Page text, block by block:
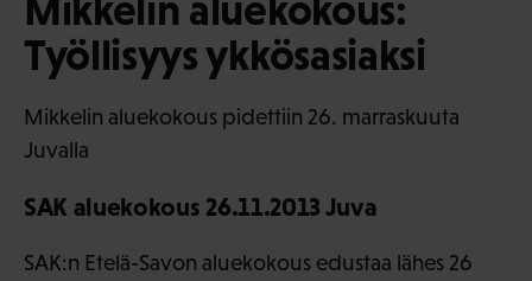
Työllisyys ykkösasiaksi
Mikkelin aluekokous pidettiin 26. marraskuuta
Juvalla
SAK aluekokous 26.11.2013 Juva
SAK:n Etelä-Savon aluekokous edustaa lähes 26